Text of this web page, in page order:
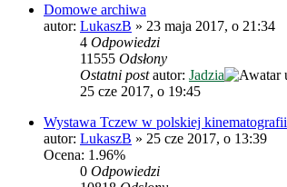
Domowe archiwa
autor: LukaszB » 23 maja 2017, o 21:34
4 Odpowiedzi
11555 Odsłony
Ostatni postautor: Jadzia
25 cze 2017, o 19:45
Wystawa Tczew w polskiej kinematografii
autor: LukaszB » 25 cze 2017, o 13:39
Ocena: 1.96%
0 Odpowiedzi